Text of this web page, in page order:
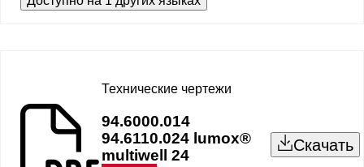
Технические чертежи
94.6000.014
94.6110.024 lumox®
multiwell 24
Скачать